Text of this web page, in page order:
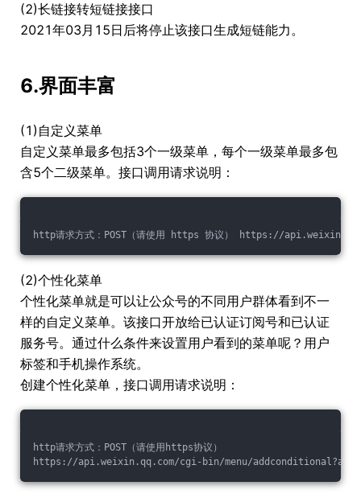
(2)长链接转短链接接口
2021年03月15日后将停止该接口生成短链能力。
6.界面丰富
(1)自定义菜单
自定义菜单最多包括3个一级菜单，每个一级菜单最多包
含5个二级菜单。接口调用请求说明：
http请求方式：POST（请使用 https 协议） https://
(2)个性化菜单
个性化菜单就是可以让公众号的不同用户群体看到不一
样的自定义菜单。该接口开放给已认证订阅号和已认证
服务号。通过什么条件来设置用户看到的菜单呢？用户
标签和手机操作系统。
创建个性化菜单，接口调用请求说明：
http请求方式：POST（请使用https协议）
https://api.weixin.qq.com/cgi-bin/menu/